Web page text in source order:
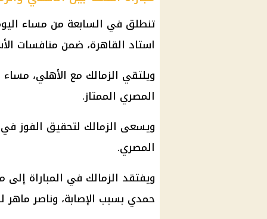
تنطلق في السابعة من مساء
استاد القاهرة، ضمن منافسات
المصري الممتاز.
ويسعى الزمالك لتحقيق الفوز
المصري.
ويفتقد الزمالك في المباراة
حمدي بسبب الإصابة، وناصر ماهر